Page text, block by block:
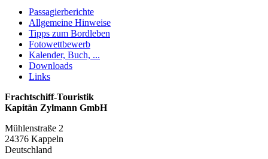
Passagierberichte
Allgemeine Hinweise
Tipps zum Bordleben
Fotowettbewerb
Kalender, Buch, ...
Downloads
Links
Frachtschiff-Touristik
Kapitän Zylmann GmbH
Mühlenstraße 2
24376 Kappeln
Deutschland